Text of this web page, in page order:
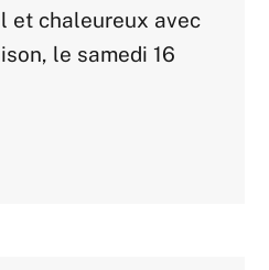
et chaleureux avec
le samedi 16